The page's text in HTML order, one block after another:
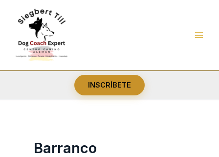
contenido
INSCRÍBETE
Barranco